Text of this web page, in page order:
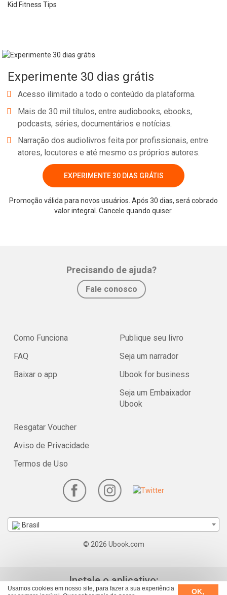
Usamos cookies em nosso site, para fazer a sua experiência
OK,
Kid Fitness Tips
Experimente 30 dias grátis
Acesso ilimitado a todo o conteúdo da plataforma.
Mais de 30 mil títulos, entre audiobooks, ebooks,
podcasts, séries, documentários e notícias.
Narração dos audiolivros feita por profissionais, entre
atores, locutores e até mesmo os próprios autores.
EXPERIMENTE 30 DIAS GRÁTIS
Promoção válida para novos usuários. Após 30 dias, será cobrado
valor integral. Cancele quando quiser.
Precisando de ajuda?
Fale conosco
Como Funciona
FAQ
Baixar o app
Publique seu livro
Seja um narrador
Ubook for business
Seja um Embaixador
Ubook
Resgatar Voucher
Aviso de Privacidade
Termos de Uso
Brasil
© 2026 Ubook.com
Instale o aplicativo: